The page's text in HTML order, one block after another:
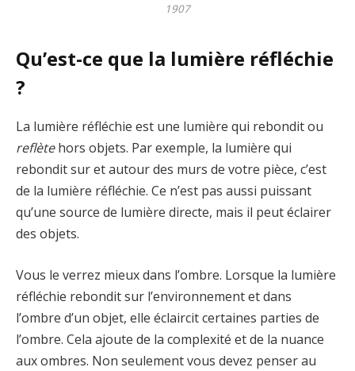
1907
Qu’est-ce que la lumière réfléchie
?
La lumière réfléchie est une lumière qui rebondit ou
reflètehors objets. Par exemple, la lumière qui
rebondit sur et autour des murs de votre pièce, c’est
de la lumière réfléchie. Ce n’est pas aussi puissant
qu’une source de lumière directe, mais il peut éclairer
des objets.
Vous le verrez mieux dans l’ombre. Lorsque la lumière
réfléchie rebondit sur l’environnement et dans
l’ombre d’un objet, elle éclaircit certaines parties de
l’ombre. Cela ajoute de la complexité et de la nuance
aux ombres. Non seulement vous devez penser au